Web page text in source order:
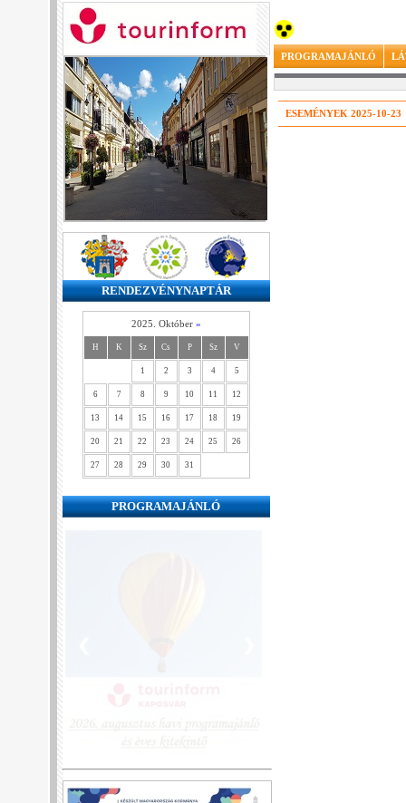
RENDEZVÉNYNAPTÁR
2025. Október »
H K Sz Cs P Sz V
1 2 3 4 5
6 7 8 9 10 11 12
13 14 15 16 17 18 19
20 21 22 23 24 25 26
27 28 29 30 31
PROGRAMAJÁNLÓ
PROGRAMAJÁNLÓ
ESEMÉNYEK 2025-10-23